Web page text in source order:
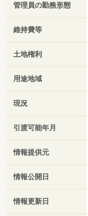
管理員の勤務形態
維持費等
土地権利
用途地域
現況
引渡可能年月
情報提供元
情報公開日
情報更新日